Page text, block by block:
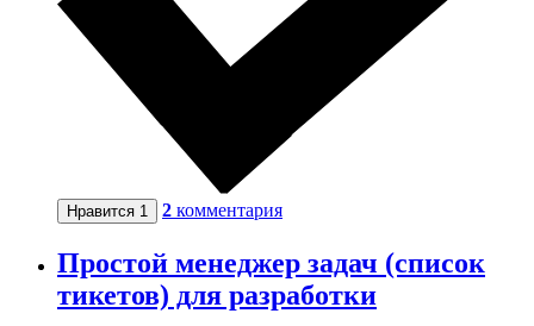
Нравится 1 2 комментария
Простой менеджер задач (список
тикетов) для разработки